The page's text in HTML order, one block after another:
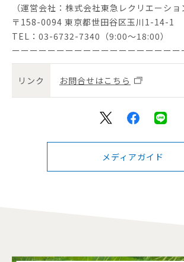
（運営会社：株式会社東急レクリエーショ
〒158-0094 東京都世田谷区玉川1-14-1
TEL：03-6732-7340（9:00～18:00）
ーーーーーーーーーーーーーーーーーーー
リンク お問合せはこちら
メディアガイド